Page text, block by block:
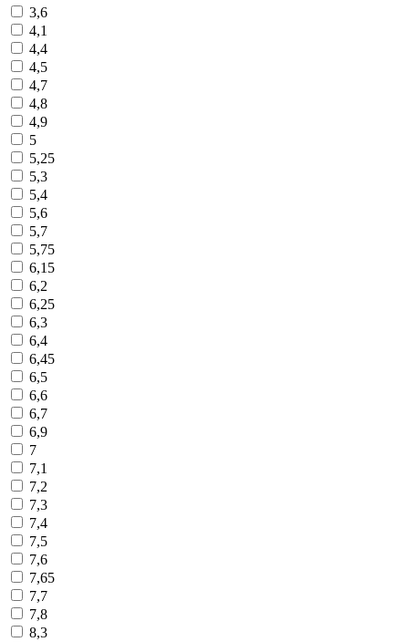
3,6
4,1
4,4
4,5
4,7
4,8
4,9
5
5,25
5,3
5,4
5,6
5,7
5,75
6,15
6,2
6,25
6,3
6,4
6,45
6,5
6,6
6,7
6,9
7
7,1
7,2
7,3
7,4
7,5
7,6
7,65
7,7
7,8
8,3